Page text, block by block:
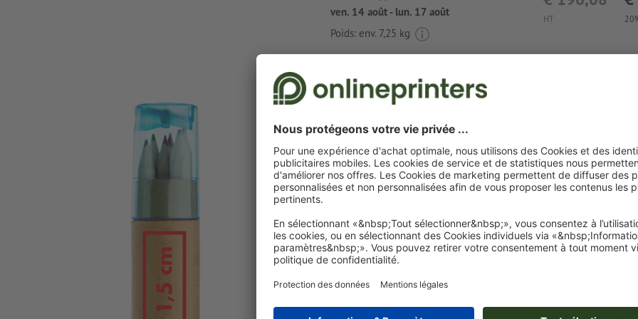
HT
ven. 14 août - lun. 17 août
Poids: env. 7,25 kg
de couleurs en bois Becky
Format de données(incl. 0 mm fond perdu) : 5 x 1,5 cm
Le PDF « prêt à l’impression » ne peut contenir que des
Une ou deuxcouleurs spécialespeuvent être sélectionnées
couleurs de motif.
couleur Pantone FORMULA GUIDE Solid Coated (p. ex. «